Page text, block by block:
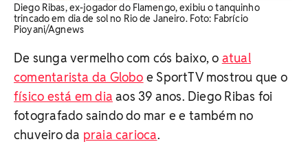
Diego Ribas, ex-jogador do Flamengo, exibiu o tanquinho
trincado em dia de sol no Rio de Janeiro. Foto: Fabrício
Pioyani/Agnews
De sunga vermelho com cós baixo, o atual
comentarista da Globo e SportTV mostrou que o
físico está em dia aos 39 anos. Diego Ribas foi
fotografado saindo do mar e e também no
chuveiro da praia carioca.